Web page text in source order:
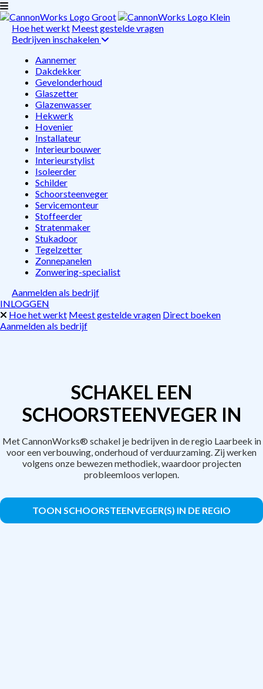
Hoe het werkt Meest gestelde vragen
Bedrijven inschakelen
Aannemer
Dakdekker
Gevelonderhoud
Glaszetter
Glazenwasser
Hekwerk
Hovenier
Installateur
Interieurbouwer
Interieurstylist
Isoleerder
Schilder
Schoorsteenveger
Servicemonteur
Stoffeerder
Stratenmaker
Stukadoor
Tegelzetter
Zonnepanelen
Zonwering-specialist
Aanmelden als bedrijf
INLOGGEN
Hoe het werkt Meest gestelde vragen Direct boeken
Aanmelden als bedrijf
SCHAKEL EEN
SCHOORSTEENVEGER IN
Met CannonWorks® schakel je bedrijven in de regio Laarbeek in
voor een verbouwing, onderhoud of verduurzaming. Zij werken
volgens onze bewezen methodiek, waardoor projecten
probleemloos verlopen.
TOON SCHOORSTEENVEGER(S) IN DE REGIO